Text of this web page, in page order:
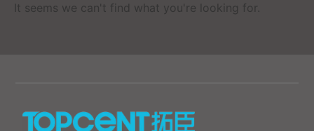
It seems we can't find what you're looking for .